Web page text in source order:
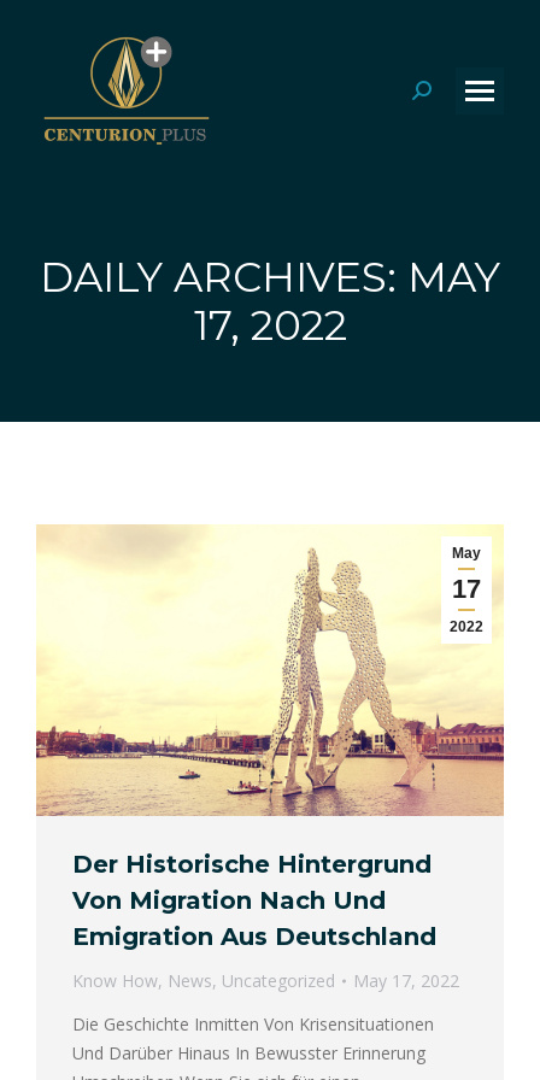
Search:
DAILY ARCHIVES: MAY
17, 2022
May
17
2022
Der Historische Hintergrund
Von Migration Nach Und
Emigration Aus Deutschland
Know How, News, Uncategorized
May 17, 2022
Die Geschichte Inmitten Von Krisensituationen
Und Darüber Hinaus In Bewusster Erinnerung